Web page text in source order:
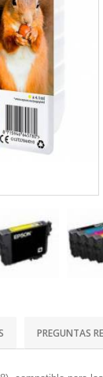
PREGUNTAS